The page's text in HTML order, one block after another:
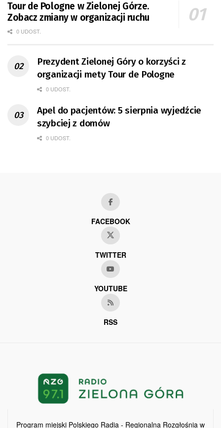
Tour de Pologne w Zielonej Górze.
Zobacz zmiany w organizacji ruchu
0 UDOST.
Prezydent Zielonej Góry o korzyści z
organizacji mety Tour de Pologne
0 UDOST.
Apel do pacjentów: 5 sierpnia wyjedźcie
szybciej z domów
0 UDOST.
FACEBOOK
TWITTER
YOUTUBE
RSS
Program miejski Polskiego Radia - Regionalna Rozgłośnia w